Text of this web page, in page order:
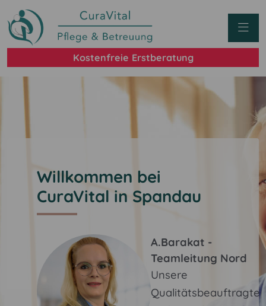
Kostenfreie Erstberatung
Willkommen bei
CuraVital in Spandau
A.Barakat -
Teamleitung Nord
Unsere
Qualitätsbeauftragte